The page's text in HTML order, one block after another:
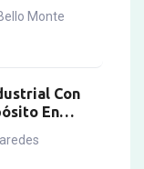
Monte
Con
En